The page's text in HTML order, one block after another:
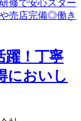
躍！丁寧
においし